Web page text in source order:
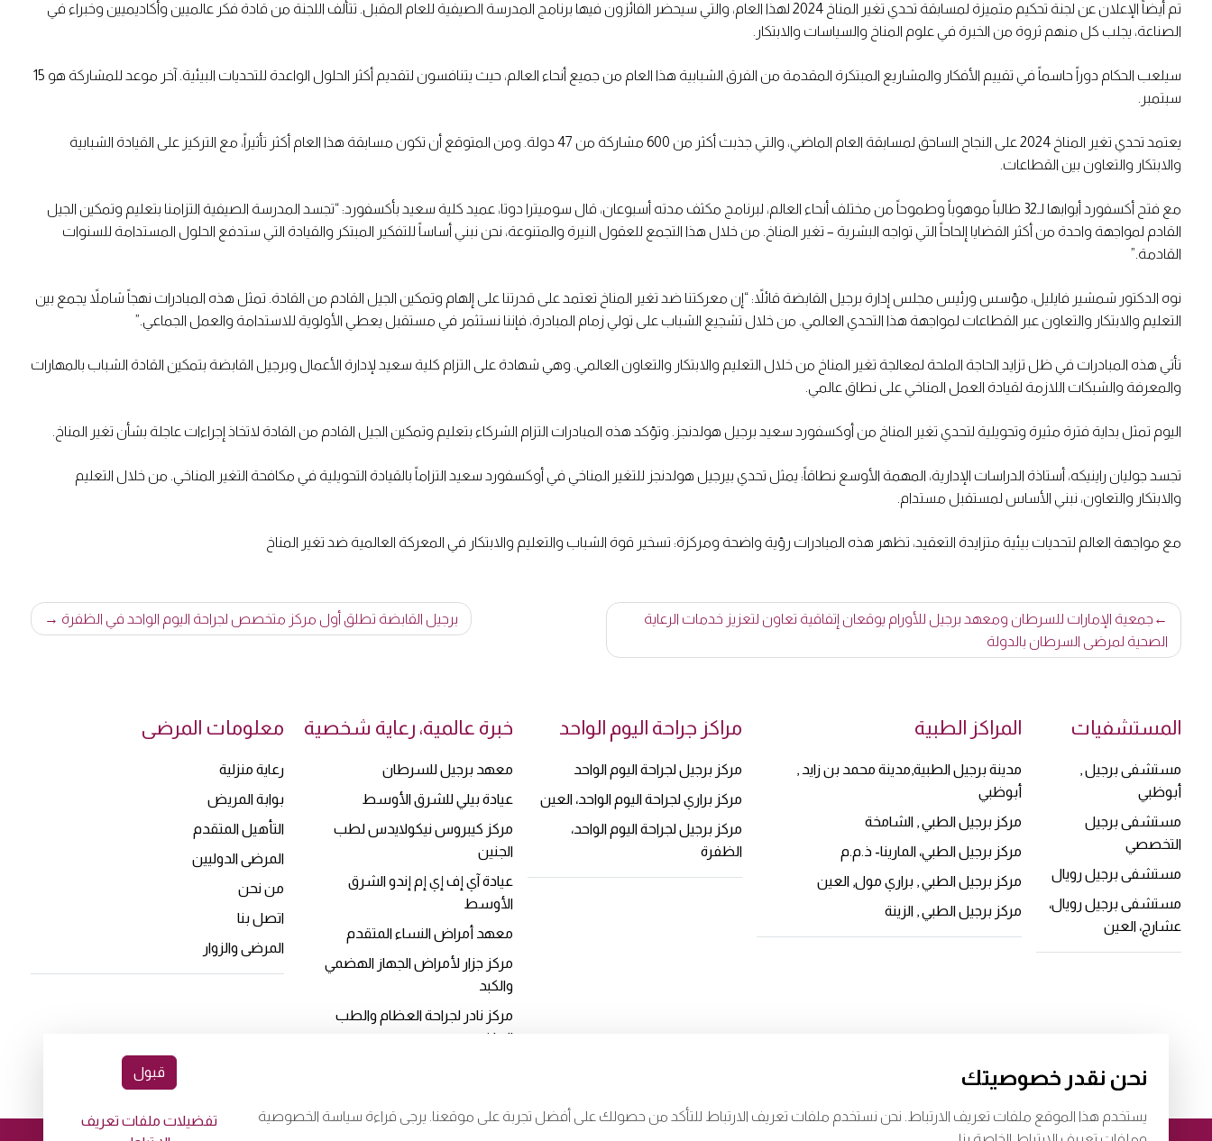
تم أيضاً الإعلان عن لجنة تحكيم متميزة لمسابقة تحدي تغير المناخ 2024 لهذا العام، والتي سيحضر الفائزون فيها برنامج المدرسة الصيفية للعام المقبل. تتألف اللجنة من قادة فكر عالميين وأكاديميين وخبراء في
الصناعة، يجلب كل منهم ثروة من الخبرة في علوم المناخ والسياسات والابتكار.
سيلعب الحكام دوراً حاسماً في تقييم الأفكار والمشاريع المبتكرة المقدمة من الفرق الشبابية هذا العام من جميع أنحاء العالم، حيث يتنافسون لتقديم أكثر الحلول الواعدة للتحديات البيئية. آخر موعد للمشاركة هو 15
سبتمبر.
يعتمد تحدي تغير المناخ 2024 على النجاح الساحق لمسابقة العام الماضي، والتي جذبت أكثر من 600 مشاركة من 47 دولة. ومن المتوقع أن تكون مسابقة هذا العام أكثر تأثيراً، مع التركيز على القيادة الشبابية
والابتكار والتعاون بين القطاعات.
مع فتح أكسفورد أبوابها لـ32 طالباً موهوباً وطموحاً من مختلف أنحاء العالم، لبرنامج مكثف مدته أسبوعان، قال سوميترا دوتا، عميد كلية سعيد بأكسفورد: “تجسد المدرسة الصيفية التزامنا بتعليم وتمكين الجيل
القادم لمواجهة واحدة من أكثر القضايا إلحاحاً التي تواجه البشرية – تغير المناخ. من خلال هذا التجمع للعقول النيرة والمتنوعة، نحن نبني أساساً للتفكير المبتكر والقيادة التي ستدفع الحلول المستدامة للسنوات
القادمة.”
نوه الدكتور شمشير فايليل، مؤسس ورئيس مجلس إدارة برجيل القابضة قائلاً: “إن معركتنا ضد تغير المناخ تعتمد على قدرتنا على إلهام وتمكين الجيل القادم من القادة. تمثل هذه المبادرات نهجاً شاملاً يجمع بين
التعليم والابتكار والتعاون عبر القطاعات لمواجهة هذا التحدي العالمي. من خلال تشجيع الشباب على تولي زمام المبادرة، فإننا نستثمر في مستقبل يعطي الأولوية للاستدامة والعمل الجماعي.”
تأتي هذه المبادرات في ظل تزايد الحاجة الملحة لمعالجة تغير المناخ من خلال التعليم والابتكار والتعاون العالمي. وهي شهادة على التزام كلية سعيد لإدارة الأعمال وبرجيل القابضة بتمكين القادة الشباب بالمهارات
والمعرفة والشبكات اللازمة لقيادة العمل المناخي على نطاق عالمي.
اليوم تمثل بداية فترة مثيرة وتحويلية لتحدي تغير المناخ من أوكسفورد سعيد برجيل هولدنجز. وتؤكد هذه المبادرات التزام الشركاء بتعليم وتمكين الجيل القادم من القادة لاتخاذ إجراءات عاجلة بشأن تغير المناخ.
تجسد جوليان راينيكه، أستاذة الدراسات الإدارية، المهمة الأوسع نطاقاً: يمثل تحدي بيرجيل هولدنجز للتغير المناخي في أوكسفورد سعيد التزاماً بالقيادة التحويلية في مكافحة التغير المناخي. من خلال التعليم
والابتكار والتعاون، نبني الأساس لمستقبل مستدام.
مع مواجهة العالم لتحديات بيئية متزايدة التعقيد، تظهر هذه المبادرات رؤية واضحة ومركزة: تسخير قوة الشباب والتعليم والابتكار في المعركة العالمية ضد تغير المناخ
تصفّح
المقالات
جمعية الإمارات للسرطان ومعهد برجيل للأورام يوقعان إتفاقية تعاون لتعزيز خدمات الرعاية
الصحية لمرضى السرطان بالدولة
برجيل القابضة تطلق أول مركز متخصص لجراحة اليوم الواحد في الظفرة
المستشفيات
مستشفى برجيل ,
أبوظبي
مستشفى برجيل
التخصصي
مستشفى برجيل رويال
مستشفى برجيل رويال،
عشارج، العين
المراكز الطبية
مدينة برجيل الطبية,مدينة محمد بن زايد ,
أبوظبي
مركز برجيل الطبي , الشامخة
مركز برجيل الطبي، المارينا- ذ.م.م
مركز برجيل الطبي , براري مول, العين
مركز برجيل الطبي , الزينة
مراكز جراحة اليوم الواحد
مركز برجيل لجراحة اليوم الواحد
مركز براري لجراحة اليوم الواحد، العين
مركز برجيل لجراحة اليوم الواحد،
الظفرة
خبرة عالمية، رعاية شخصية
معهد برجيل للسرطان
عيادة بيلي للشرق الأوسط
مركز كيبروس نيكولايدس لطب
الجنين
عيادة آي إف إي إم إندو الشرق
الأوسط
معهد أمراض النساء المتقدم
مركز جزار لأمراض الجهاز الهضمي
والكبد
مركز نادر لجراحة العظام والطب
الرياضي
معلومات المرضى
رعاية منزلية
بوابة المريض
التأهيل المتقدم
المرضى الدوليين
من نحن
اتصل بنا
المرضى والزوار
نحن نقدر خصوصيتك
يستخدم هذا الموقع ملفات تعريف الارتباط. نحن نستخدم ملفات تعريف الارتباط للتأكد من حصولك على أفضل تجربة على موقعنا. يرجى قراءة سياسة الخصوصية
قبول
تفضيلات ملفات تعريف